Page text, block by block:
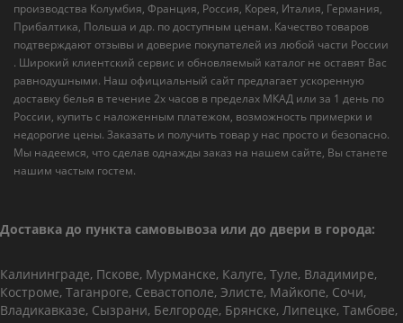
производства Колумбия, Франция, Россия, Корея, Италия, Германия,
Прибалтика, Польша и др. по доступным ценам. Качество товаров
подтверждают отзывы и доверие покупателей из любой части России
. Широкий клиентский сервис и обновляемый каталог не оставят Вас
равнодушными. Наш официальный сайт предлагает ускоренную
доставку белья в течение 2х часов в пределах МКАД или за 1 день по
России, купить с наложенным платежом, возможность примерки и
недорогие цены. Заказать и получить товар у нас просто и безопасно.
Мы надеемся, что сделав однажды заказ на нашем сайте, Вы станете
нашим частым гостем.
Доставка до пункта самовывоза или до двери в города:
Калининграде, Пскове, Мурманске, Калуге, Туле, Владимире,
Костроме, Таганроге, Севастополе, Элисте, Майкопе, Сочи,
Владикавказе, Сызрани, Белгороде, Брянске, Липецке, Тамбове,